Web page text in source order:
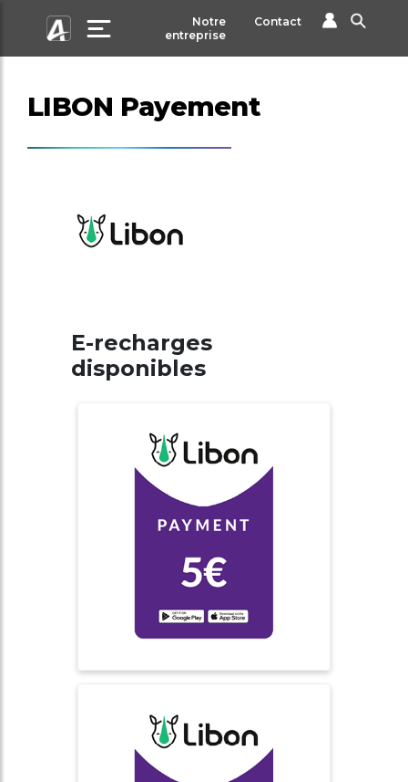
Notre
entreprise
Contact
LIBON Payement
E-recharges
disponibles